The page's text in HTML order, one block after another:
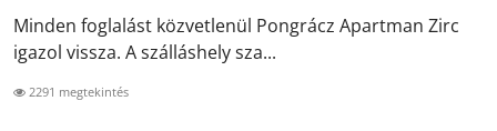
Minden foglalást közvetlenül Pongrácz Apartman Zirc
igazol vissza. A szálláshely sza...
2291 megtekintés